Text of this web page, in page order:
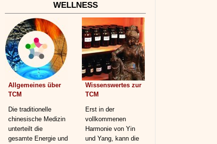
WELLNESS
Allgemeines über
TCM
Die traditionelle
chinesische Medizin
unterteilt die
gesamte Energie und
Wissenswertes zur
TCM
Erst in der
vollkommenen
Harmonie von Yin
und Yang, kann die